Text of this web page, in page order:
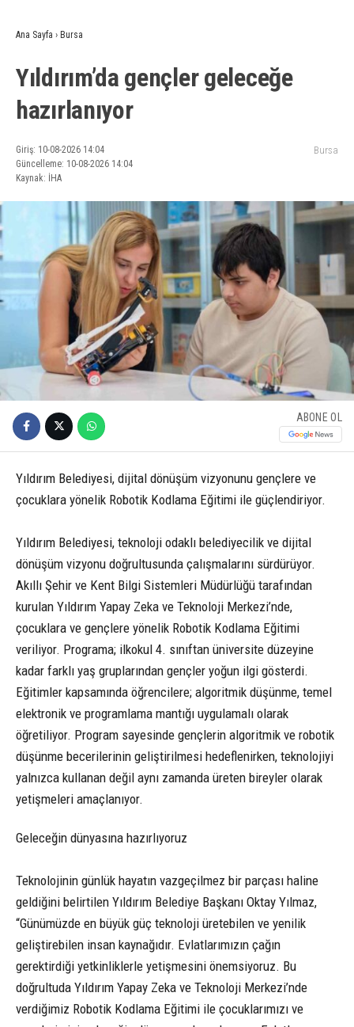
Ana Sayfa › Bursa
Yıldırım’da gençler geleceğe
hazırlanıyor
Giriş: 10-08-2026 14:04
Güncelleme: 10-08-2026 14:04
Kaynak: İHA
Bursa
ABONE OL
Yıldırım Belediyesi, dijital dönüşüm vizyonunu gençlere ve
çocuklara yönelik Robotik Kodlama Eğitimi ile güçlendiriyor.
Yıldırım Belediyesi, teknoloji odaklı belediyecilik ve dijital
dönüşüm vizyonu doğrultusunda çalışmalarını sürdürüyor.
Akıllı Şehir ve Kent Bilgi Sistemleri Müdürlüğü tarafından
kurulan Yıldırım Yapay Zeka ve Teknoloji Merkezi’nde,
çocuklara ve gençlere yönelik Robotik Kodlama Eğitimi
veriliyor. Programa; ilkokul 4. sınıftan üniversite düzeyine
kadar farklı yaş gruplarından gençler yoğun ilgi gösterdi.
Eğitimler kapsamında öğrencilere; algoritmik düşünme, temel
elektronik ve programlama mantığı uygulamalı olarak
öğretiliyor. Program sayesinde gençlerin algoritmik ve robotik
düşünme becerilerinin geliştirilmesi hedeflenirken, teknolojiyi
yalnızca kullanan değil aynı zamanda üreten bireyler olarak
yetişmeleri amaçlanıyor.
Geleceğin dünyasına hazırlıyoruz
Teknolojinin günlük hayatın vazgeçilmez bir parçası haline
geldiğini belirtilen Yıldırım Belediye Başkanı Oktay Yılmaz,
“Günümüzde en büyük güç teknoloji üretebilen ve yenilik
geliştirebilen insan kaynağıdır. Evlatlarımızın çağın
gerektirdiği yetkinliklerle yetişmesini önemsiyoruz. Bu
doğrultuda Yıldırım Yapay Zeka ve Teknoloji Merkezi’nde
verdiğimiz Robotik Kodlama Eğitimi ile çocuklarımızı ve